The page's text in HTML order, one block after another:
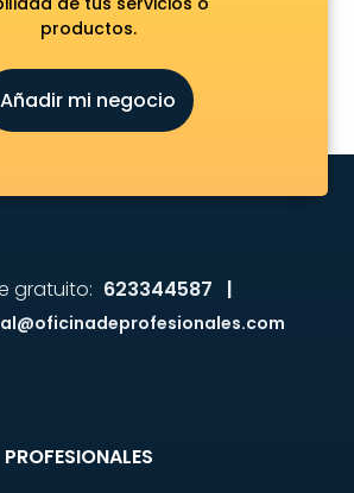
productos.
Añadir mi negocio
gratuito: 623344587 |
PROFESIONALES